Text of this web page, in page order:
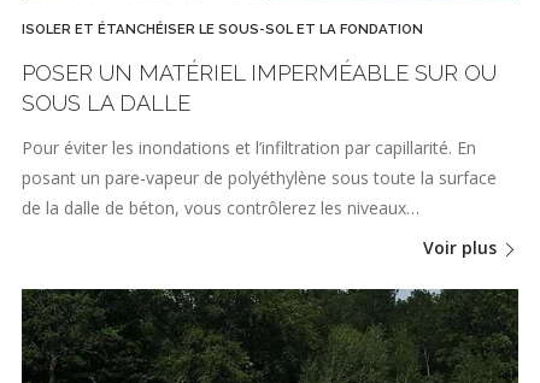
ISOLER ET ÉTANCHÉISER LE SOUS-SOL ET LA FONDATION
POSER UN MATÉRIEL IMPERMÉABLE SUR OU
SOUS LA DALLE
Pour éviter les inondations et l’infiltration par capillarité. En
posant un pare-vapeur de polyéthylène sous toute la surface
de la dalle de béton, vous contrôlerez les niveaux…
Voir plus